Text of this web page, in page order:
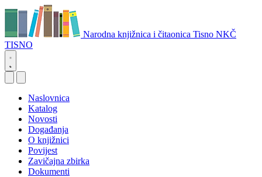
Narodna knjižnica i čitaonica Tisno NKČ
TISNO
Naslovnica
Katalog
Novosti
Događanja
O knjižnici
Povijest
Zavičajna zbirka
Dokumenti